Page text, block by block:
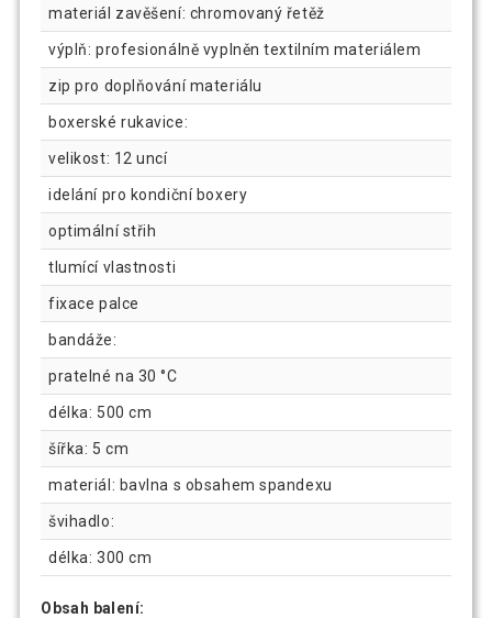
materiál zavěšení: chromovaný řetěž
výplň: profesionálně vyplněn textilním materiálem
zip pro doplňování materiálu
boxerské rukavice:
velikost: 12 uncí
idelání pro kondiční boxery
optimální střih
tlumící vlastnosti
fixace palce
bandáže:
pratelné na 30 °C
délka: 500 cm
šířka: 5 cm
materiál: bavlna s obsahem spandexu
švihadlo:
délka: 300 cm
Obsah balení: